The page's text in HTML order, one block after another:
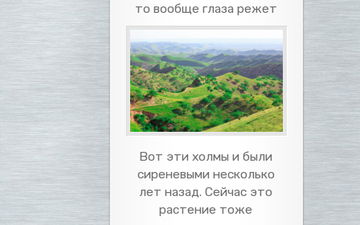
то вообще глаза режет
Вот эти холмы и были
сиреневыми несколько
лет назад. Сейчас это
растение тоже